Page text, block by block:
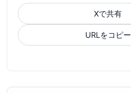
Xで共有
URLをコピー